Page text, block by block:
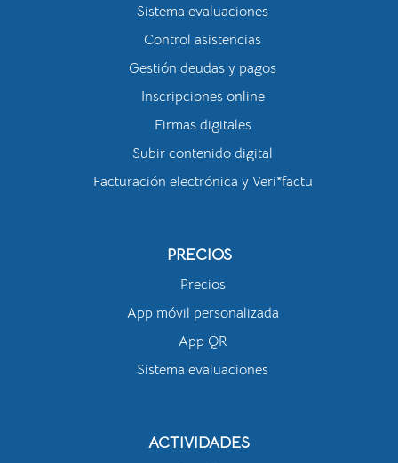
Sistema evaluaciones
Control asistencias
Gestión deudas y pagos
Inscripciones online
Firmas digitales
Subir contenido digital
Facturación electrónica y Veri*factu
PRECIOS
Precios
App móvil personalizada
App QR
Sistema evaluaciones
ACTIVIDADES